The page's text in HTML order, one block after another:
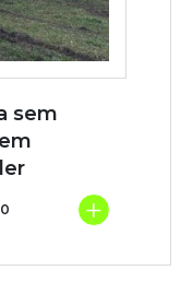
sem
+